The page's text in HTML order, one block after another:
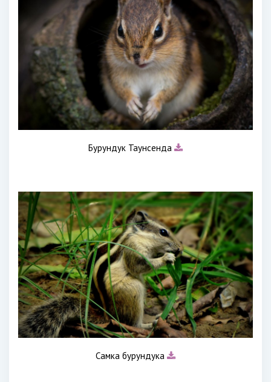
Бурундук Таунсенда
Самка бурундука